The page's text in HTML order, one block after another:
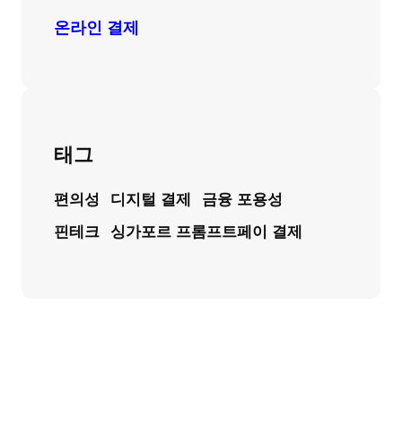
온라인 결제
태그
편의성 디지털 결제 금융 포용성
핀테크 싱가포르 프롬프트페이 결제